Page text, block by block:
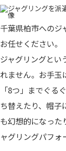
千葉県柏市へのジ
お任せください。
ジャグリングとい
れません。お手玉
「8つ」までぐる
ち替えたり、帽子
も幻想的になった
ャグリングパフォ